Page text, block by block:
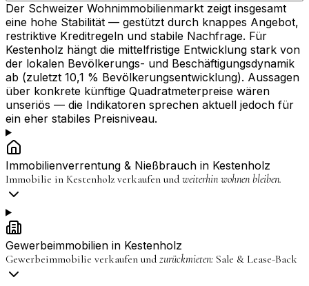
Der Schweizer Wohnimmobilienmarkt zeigt insgesamt
eine hohe Stabilität — gestützt durch knappes Angebot,
restriktive Kreditregeln und stabile Nachfrage. Für
Kestenholz hängt die mittelfristige Entwicklung stark von
der lokalen Bevölkerungs- und Beschäftigungsdynamik
ab (zuletzt 10,1 % Bevölkerungsentwicklung). Aussagen
über konkrete künftige Quadratmeterpreise wären
unseriös — die Indikatoren sprechen aktuell jedoch für
ein eher stabiles Preisniveau.
Immobilienverrentung & Nießbrauch in Kestenholz
Immobilie in Kestenholz verkaufen und weiterhin wohnen bleiben.
Gewerbeimmobilien in Kestenholz
Gewerbeimmobilie verkaufen und zurückmieten: Sale & Lease-Back